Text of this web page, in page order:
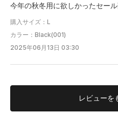
今年の秋冬用に欲しかったセー
購入サイズ：L
カラー：Black(001)
2025年06月13日 03:30
レビューを